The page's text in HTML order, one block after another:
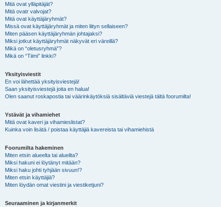
Mitä ovat ylläpitäjät?
Mitä ovatr valvojat?
Mitä ovat käyttäjäryhmät?
Missä ovat käyttäjäryhmät ja miten liityn sellaiseen?
Miten pääsen käyttäjäryhmän johtajaksi?
Miksi jotkut käyttäjäryhmät näkyvät eri väreillä?
Mikä on “oletusryhmä”?
Mikä on “Tiimi” linkki?
Yksityisviestit
En voi lähettää yksityisviestejä!
Saan yksityisviestejä joita en halua!
Olen saanut roskapostia tai väärinkäytöksiä sisältäviä viestejä tältä foorumilta!
Ystävät ja vihamiehet
Mitä ovat kaveri ja vihamieslistat?
Kuinka voin lisätä / poistaa käyttäjiä kavereista tai vihamiehistä
Foorumilta hakeminen
Miten etsin alueelta tai alueilta?
Miksi hakuni ei löytänyt mitään?
Miksi haku johti tyhjään sivuun!?
Miten etsin käyttäjiä?
Miten löydän omat viestini ja viestiketjuni?
Seuraaminen ja kirjanmerkit